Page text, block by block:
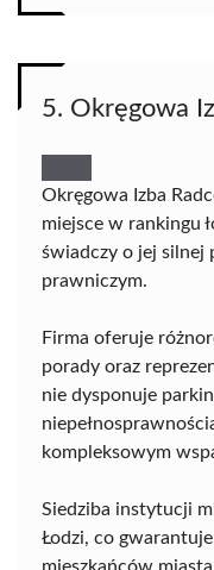
5. Okręgowa
Okręgowa Izba
miejsce w rankingu
świadczy o jej silnej
prawniczym.
Firma oferuje
porady oraz
nie dysponuje
kompleksowym
Siedziba instytucji
Łodzi, co